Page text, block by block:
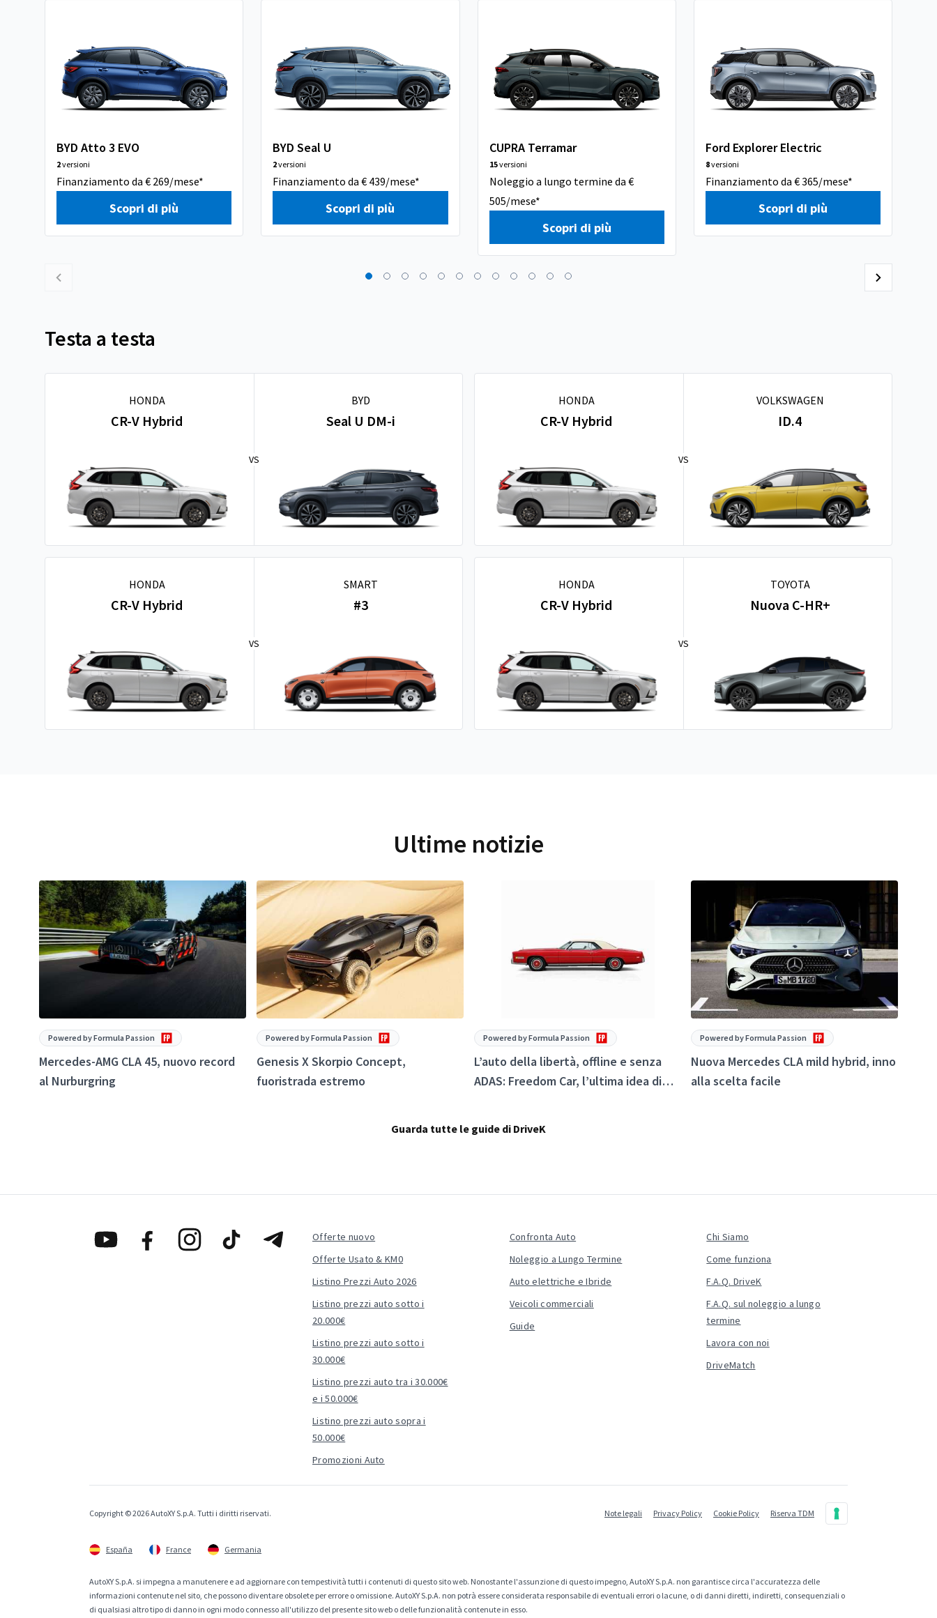
BYD Atto 3 EVO
2versioni
Finanziamento da € 269/mese*
Scopri di più
BYD Seal U
2versioni
Finanziamento da € 439/mese*
Scopri di più
CUPRA Terramar
15versioni
Noleggio a lungo termine da €
505/mese*
Scopri di più
Ford Explorer Electric
8versioni
Finanziamento da € 365/mese*
Scopri di più
Testa a testa
HONDA
CR-V Hybrid
VS
BYD
Seal U DM-i
HONDA
CR-V Hybrid
VS
VOLKSWAGEN
ID.4
HONDA
CR-V Hybrid
VS
SMART
#3
HONDA
CR-V Hybrid
VS
TOYOTA
Nuova C-HR+
Ultime notizie
Powered by Formula Passion
Mercedes-AMG CLA 45, nuovo record
al Nurburgring
Powered by Formula Passion
Genesis X Skorpio Concept,
fuoristrada estremo
Powered by Formula Passion
L’auto della libertà, offline e senza
ADAS: Freedom Car, l’ultima idea di
Powered by Formula Passion
Nuova Mercedes CLA mild hybrid, inno
alla scelta facile
Guarda tutte le guide di DriveK
Offerte nuovo
Offerte Usato & KM0
Listino Prezzi Auto 2026
Listino prezzi auto sotto i
20.000€
Listino prezzi auto sotto i
30.000€
Listino prezzi auto tra i 30.000€
e i 50.000€
Listino prezzi auto sopra i
50.000€
Promozioni Auto
Confronta Auto
Noleggio a Lungo Termine
Auto elettriche e Ibride
Veicoli commerciali
Guide
Chi Siamo
Come funziona
F.A.Q. DriveK
F.A.Q. sul noleggio a lungo
termine
Lavora con noi
DriveMatch
Copyright © 2026 AutoXY S.p.A. Tutti i diritti riservati. Note legali Privacy Policy Cookie Policy Riserva TDM
España France Germania
AutoXY S.p.A. si impegna a manutenere e ad aggiornare con tempestività tutti i contenuti di questo sito web. Nonostante l'assunzione di questo impegno, AutoXY S.p.A. non garantisce circa l'accuratezza delle
informazioni contenute nel sito, che possono diventare obsolete per errore o omissione. AutoXY S.p.A. non potrà essere considerata responsabile di eventuali errori o lacune, o di danni diretti, indiretti, consequenziali o
di qualsiasi altro tipo di danno in ogni modo connesso all'utilizzo del presente sito web o delle funzionalità contenute in esso.